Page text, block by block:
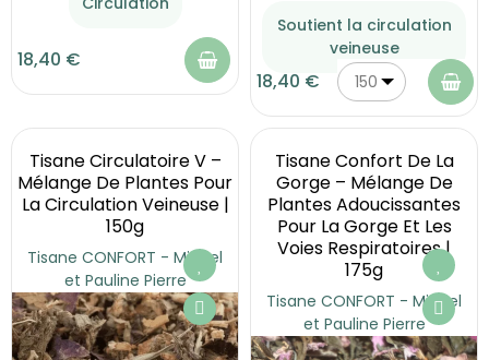
18,40 €
Soutient la circulation
veineuse
18,40 €
150
g
Tisane Circulatoire V –
Mélange De Plantes Pour
La Circulation Veineuse |
150g
Tisane CONFORT - Michel
et Pauline Pierre
Tisane Confort De La
Gorge – Mélange De
Plantes Adoucissantes
Pour La Gorge Et Les
Voies Respiratoires |
175g
Tisane CONFORT - Michel
et Pauline Pierre